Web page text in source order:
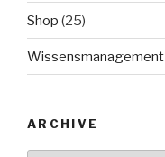
Shop (25)
Wissensmanagement
ARCHIVE